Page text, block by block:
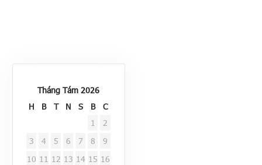
Tháng Tám 2026
H
B T N S B
C
1
2
3
4 5 6 7 8
9
10 11 12 13 14 15 16